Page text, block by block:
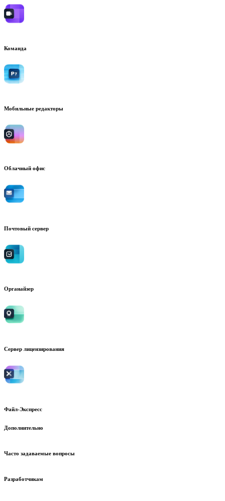
Команда
Мобильные редакторы
Облачный офис
Почтовый сервер
Органайзер
Сервер лицензирования
Файл-Экспресс
Дополнительно
Часто задаваемые вопросы
Разработчикам